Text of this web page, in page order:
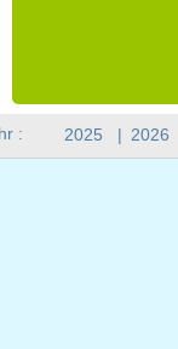
: 2025 | 2026